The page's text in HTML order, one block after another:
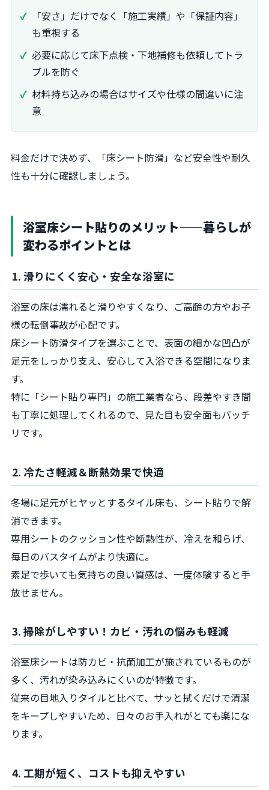
「安さ」だけでなく「施工実績」や「保証内容」
も重視する
必要に応じて床下点検・下地補修も依頼してトラ
ブルを防ぐ
材料持ち込みの場合はサイズや仕様の間違いに注
意
料金だけで決めず、「床シート防滑」など安全性や耐久
性も十分に確認しましょう。
浴室床シート貼りのメリット——暮らしが
変わるポイントとは
1. 滑りにくく安心・安全な浴室に
浴室の床は濡れると滑りやすくなり、ご高齢の方やお子
様の転倒事故が心配です。
床シート防滑タイプを選ぶことで、表面の細かな凹凸が
足元をしっかり支え、安心して入浴できる空間になりま
す。
特に「シート貼り専門」の施工業者なら、段差やすき間
も丁寧に処理してくれるので、見た目も安全面もバッチ
リです。
2. 冷たさ軽減＆断熱効果で快適
冬場に足元がヒヤッとするタイル床も、シート貼りで解
消できます。
専用シートのクッション性や断熱性が、冷えを和らげ、
毎日のバスタイムがより快適に。
素足で歩いても気持ちの良い質感は、一度体験すると手
放せません。
3. 掃除がしやすい！カビ・汚れの悩みも軽減
浴室床シートは防カビ・抗菌加工が施されているものが
多く、汚れが染み込みにくいのが特徴です。
従来の目地入りタイルと比べて、サッと拭くだけで清潔
をキープしやすいため、日々のお手入れがとても楽にな
ります。
4. 工期が短く、コストも抑えやすい